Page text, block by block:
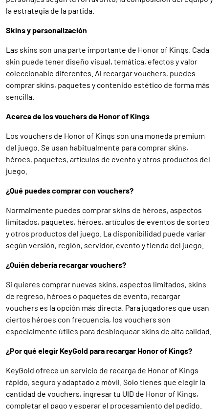
la estrategia de la partida.
Skins y personalización
Las skins son una parte importante de Honor of Kings. Cada
skin puede tener diseño visual, temática, efectos y valor
coleccionable diferentes. Al recargar vouchers, puedes
comprar skins, paquetes y contenido estético de forma más
sencilla.
Acerca de los vouchers de Honor of Kings
Los vouchers de Honor of Kings son una moneda premium
del juego. Se usan habitualmente para comprar skins,
héroes, paquetes, artículos de evento y otros productos del
juego.
¿Qué puedes comprar con vouchers?
Normalmente puedes comprar skins de héroes, aspectos
limitados, paquetes, héroes, artículos de eventos de sorteo
y otros productos del juego. La disponibilidad puede variar
según versión, región, servidor, evento y tienda del juego.
¿Quién debería recargar vouchers?
Si quieres comprar nuevas skins, aspectos limitados, skins
de regreso, héroes o paquetes de evento, recargar
vouchers es la opción más directa. Para jugadores que usan
ciertos héroes con frecuencia, los vouchers son
especialmente útiles para desbloquear skins de alta calidad.
¿Por qué elegir KeyGold para recargar Honor of Kings?
KeyGold ofrece un servicio de recarga de Honor of Kings
rápido, seguro y adaptado a móvil. Solo tienes que elegir la
cantidad de vouchers, ingresar tu UID de Honor of Kings,
completar el pago y esperar el procesamiento del pedido.